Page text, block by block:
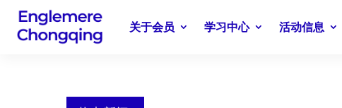
关于会员 学习中心 活动信息